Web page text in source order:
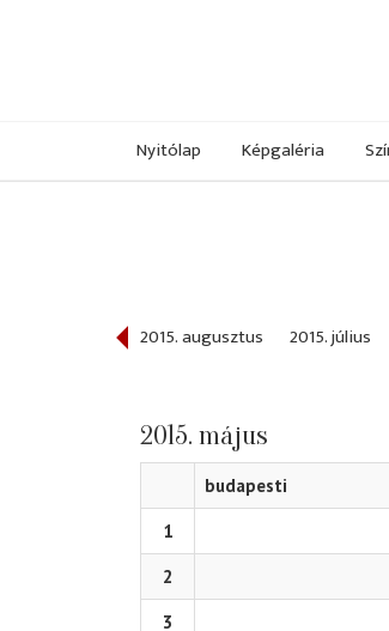
Nyitólap Képgaléria
szeptember 2015. augusztus 2015. július
2015. május
budapesti
1
2
3